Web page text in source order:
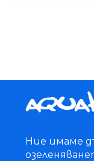
Ние имаме